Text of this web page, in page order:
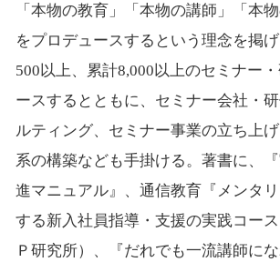
「本物の教育」「本物の講師」「本
をプロデュースするという理念を掲
500以上、累計8,000以上のセミナー
ースするとともに、セミナー会社・
ルティング、セミナー事業の立ち上
系の構築なども手掛ける。著書に、
進マニュアル』、通信教育『メンタ
する新入社員指導・支援の実践コー
Ｐ研究所）、『だれでも一流講師に